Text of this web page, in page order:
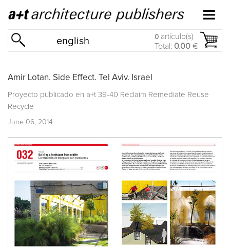
english 0 artículo(s)
Total: 0.00 €
Amir Lotan. Side Effect. Tel Aviv. Israel
Proyecto publicado en a+t 39-40 Reclaim Remediate Reuse
Recycle
June 06, 2014